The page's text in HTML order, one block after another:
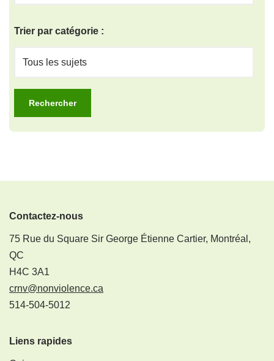
Trier par catégorie :
Contactez-nous
75 Rue du Square Sir George Étienne Cartier, Montréal,
QC
H4C 3A1
crnv@nonviolence.ca
514-504-5012
Liens rapides